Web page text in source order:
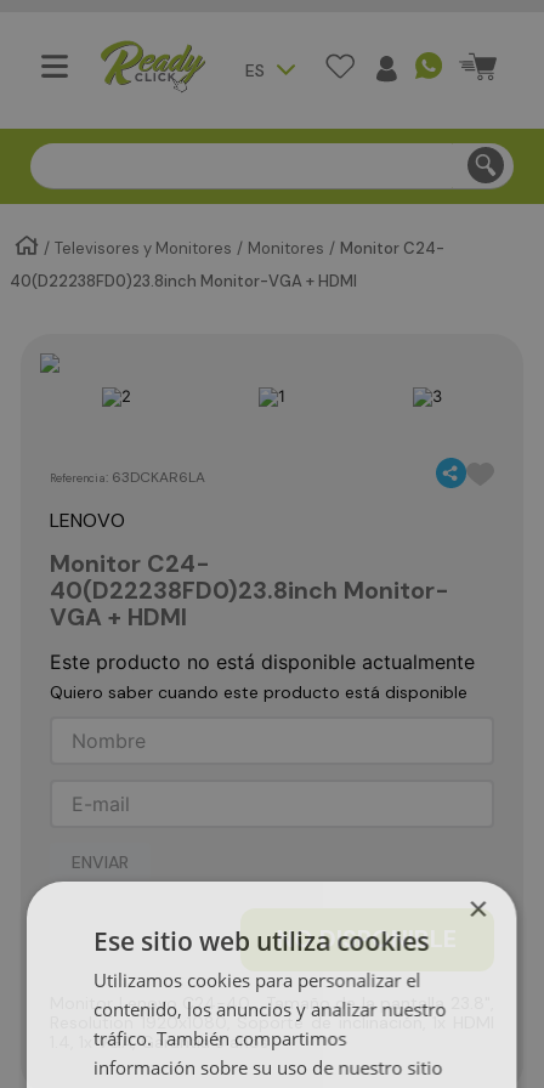
ES
Compra segura - Entregas en Bogotá en menos de 3
Televisores y Monitores Monitores
Monitor C24-
40(D22238FD0)23.8inch Monitor-VGA + HDMI
Referencia: 63DCKAR6LA
LENOVO
Monitor C24-
40(D22238FD0)23.8inch Monitor-
VGA + HDMI
Este producto no está disponible actualmente
Quiero saber cuando este producto está disponible
ENVIAR
NO DISPONIBLE
Monitor Lenovo C24-40 , Tamaño de la pantalla 23.8",
Resolution 1920x1080, Soporte de inclinación, 1x HDMI
1.4, 1x VGA, Garantía 3 años
×
Ese sitio web utiliza cookies
Utilizamos cookies para personalizar el
contenido, los anuncios y analizar nuestro
tráfico. También compartimos
información sobre su uso de nuestro sitio